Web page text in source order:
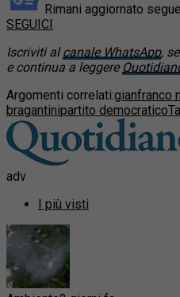
Rimani aggiornato
SEGUICI
Iscriviti alcanale WhatsApp,
e continua a leggere
Argomenti correlati:gianfranco
bragantinipartito democratico
adv
I più visti